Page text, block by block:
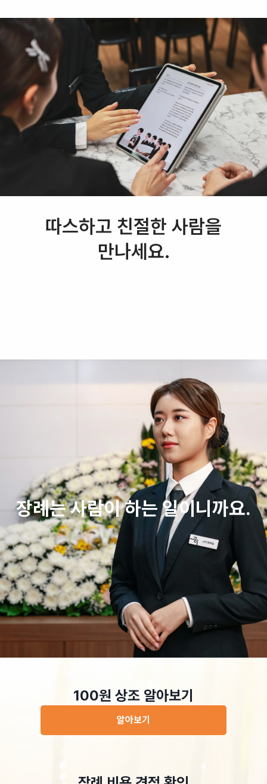
따스하고 친절한 사람을
만나세요.
장례는 사람이 하는 일이니까요.
100원 상조 알아보기
알아보기